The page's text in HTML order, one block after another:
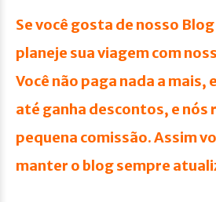
Se você gosta de nosso
planeje sua viagem com
Você não paga nada a mais,
até ganha descontos, e nós
pequena comissão. Assim
manter o blog sempre